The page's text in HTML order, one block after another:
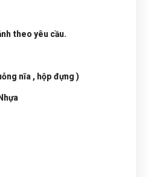
theo yêu cầu.
nĩa , hộp đựng )